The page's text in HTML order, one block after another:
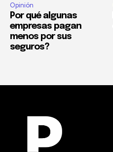
Opinión
Por qué algunas
empresas pagan
menos por sus
seguros?